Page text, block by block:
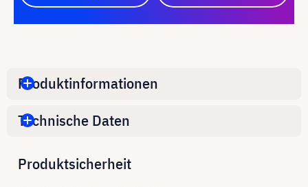
Produktinformationen
Technische Daten
Produktsicherheit